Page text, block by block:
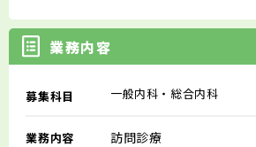
業務内容
募集科目 一般内科・総合内科
業務内容 訪問診療